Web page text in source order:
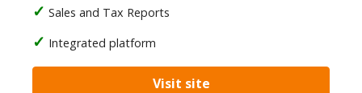
Sales and Tax Reports
Integrated platform
Visit site